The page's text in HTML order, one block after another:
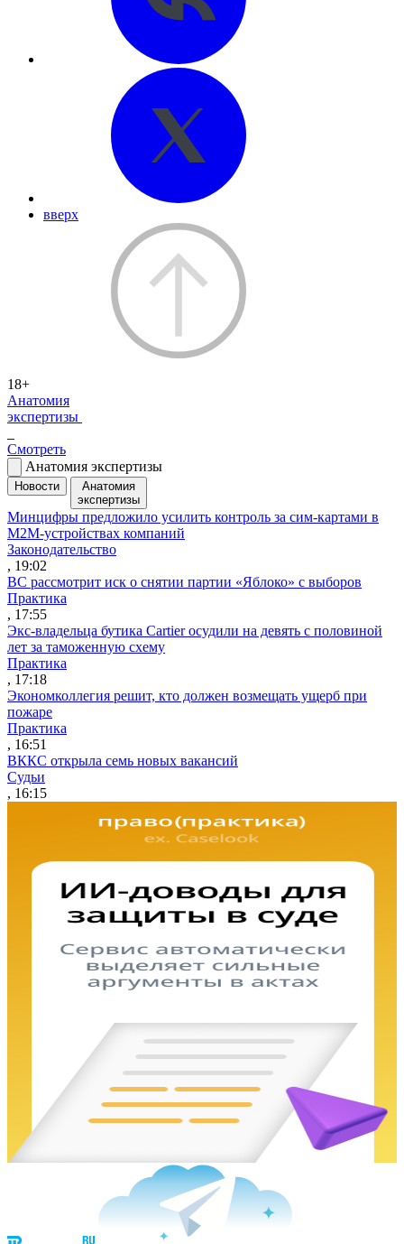
вверх
18+
Анатомия
экспертизы
Смотреть
Анатомия экспертизы
Новости
Анатомия
экспертизы
Минцифры предложило усилить контроль за сим-картами в
M2M-устройствах компаний
Законодательство
, 19:02
ВС рассмотрит иск о снятии партии «Яблоко» с выборов
Практика
, 17:55
Экс-владельца бутика Cartier осудили на девять с половиной
лет за таможенную схему
Практика
, 17:18
Экономколлегия решит, кто должен возмещать ущерб при
пожаре
Практика
, 16:51
ВККС открыла семь новых вакансий
Судьи
, 16:15